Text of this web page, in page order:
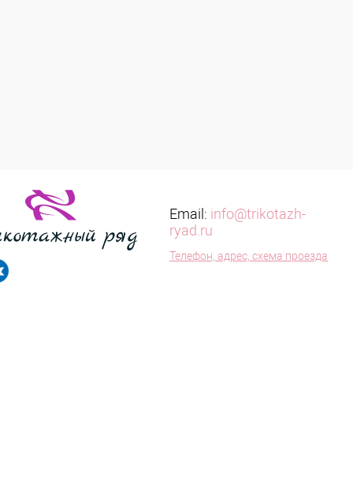
Email: info@trikotazh-
ryad.ru
Телефон, адрес, схема проезда